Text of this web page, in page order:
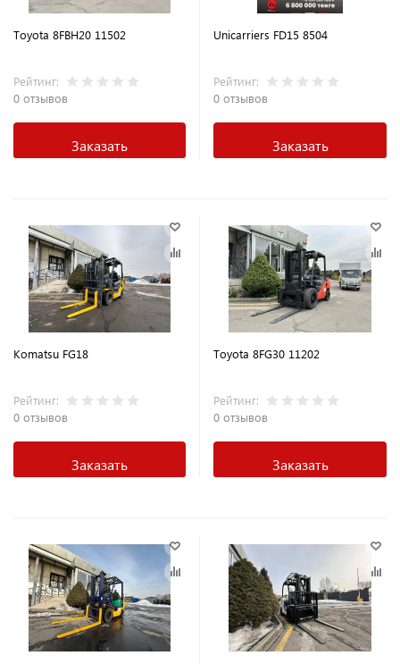
Toyota 8FBH20 11502
Рейтинг:
0 отзывов
Заказать
Unicarriers FD15 8504
Рейтинг:
0 отзывов
Заказать
Komatsu FG18
Рейтинг:
0 отзывов
Заказать
Toyota 8FG30 11202
Рейтинг:
0 отзывов
Заказать